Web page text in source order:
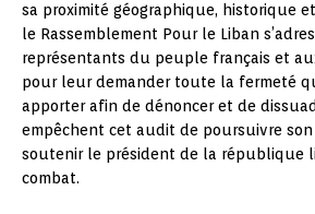
sa proximité géographique, historique
le Rassemblement Pour le Liban
représentants du peuple français et
pour leur demander toute la fermeté
apporter afin de dénoncer et de
empêchent cet audit de poursuivre
soutenir le président de la république
combat.